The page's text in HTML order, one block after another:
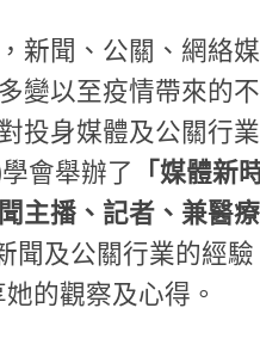
新聞、公關、網絡
變以至疫情帶來的
投身媒體及公關行
學會舉辦了
「媒體新
主播、記者、兼醫
聞及公關行業的經
的觀察及心得。